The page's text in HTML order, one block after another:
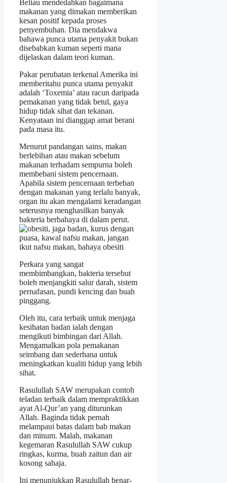
Beliau mendedahkan bagaimana
makanan yang dimakan memberikan
kesan positif kepada proses
penyembuhan. Dia mendakwa
bahawa punca utama penyakit bukan
disebabkan kuman seperti mana
dijelaskan dalam teori kuman.
Pakar perubatan terkenal Amerika ini
memberitahu punca utama penyakit
adalah ‘Toxemia’ atau racun daripada
pemakanan yang tidak betul, gaya
hidup tidak sihat dan tekanan.
Kenyataan ini dianggap amat berani
pada masa itu.
Menurut pandangan sains, makan
berlebihan atau makan sebelum
makanan terhadam sempurna boleh
membebani sistem pencernaan.
Apabila sistem pencernaan terbeban
dengan makanan yang terlalu banyak,
organ itu akan mengalami keradangan
seterusnya menghasilkan banyak
bakteria berbahaya di dalam perut.
Perkara yang sangat
membimbangkan, bakteria tersebut
boleh menjangkiti salur darah, sistem
pernafasan, pundi kencing dan buah
pinggang.
Oleh itu, cara terbaik untuk menjaga
kesihatan badan ialah dengan
mengikuti bimbingan dari Allah.
Mengamalkan pola pemakanan
seimbang dan sederhana untuk
meningkatkan kualiti hidup yang lebih
sihat.
Rasulullah SAW merupakan contoh
teladan terbaik dalam mempraktikkan
ayat Al-Qur’an yang diturunkan
Allah. Baginda tidak pernah
melampaui batas dalam bab makan
dan minum. Malah, makanan
kegemaran Rasulullah SAW cukup
ringkas, kurma, buah zaitun dan air
kosong sahaja.
Ini menunjukkan Rasulullah benar-